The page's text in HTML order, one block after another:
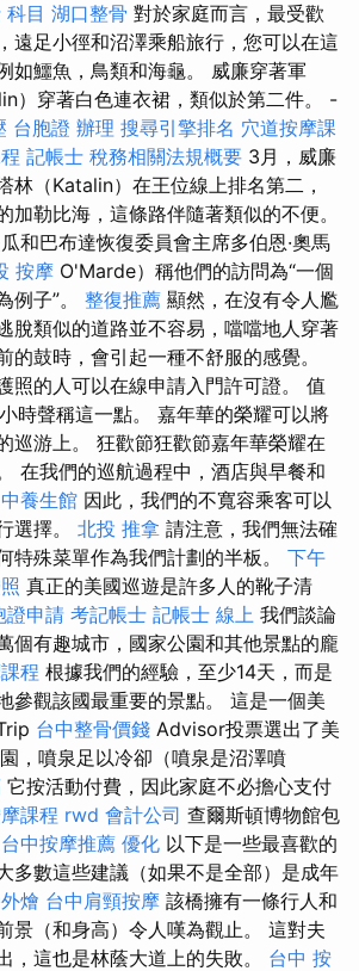
科目 湖口整骨 對於家庭而言，最受歡
遠足小徑和沼澤乘船旅行，您可以在這
如鱷魚，鳥類和海龜。 威廉穿著軍
）穿著白色連衣裙，類似於第二件。 -
台胞證 辦理 搜尋引擎排名 穴道按摩課
記帳士 稅務相關法規概要 3月，威廉
林（Katalin）在王位線上排名第二，
加勒比海，這條路伴隨著類似的不便。
和巴布達恢復委員會主席多伯恩·奧馬
按摩 O'Marde）稱他們的訪問為“一個
例子”。 整復推薦 顯然，在沒有令人尷
脫類似的道路並不容易，噹噹地人穿著
的鼓時，會引起一種不舒服的感覺。
照的人可以在線申請入門許可證。 值
時聲稱這一點。 嘉年華的榮耀可以將
巡游上。 狂歡節狂歡節嘉年華榮耀在
在我們的巡航過程中，酒店與早餐和
養生館 因此，我們的不寬容乘客可以
選擇。 北投 推拿 請注意，我們無法確
特殊菜單作為我們計劃的半板。 下午
真正的美國巡遊是許多人的靴子清
證申請 考記帳士 記帳士 線上 我們談論
個有趣城市，國家公園和其他景點的龐
程 根據我們的經驗，至少14天，而是
參觀該國最重要的景點。 這是一個美
台中整骨價錢 Advisor投票選出了美
，噴泉足以冷卻（噴泉是沼澤噴
它按活動付費，因此家庭不必擔心支付
課程 rwd 會計公司 查爾斯頓博物館包
台中按摩推薦 優化 以下是一些最喜歡的
多數這些建議（如果不是全部）是成年
燴 台中肩頸按摩 該橋擁有一條行人和
景（和身高）令人嘆為觀止。 這對夫
，這也是林蔭大道上的失敗。 台中 按